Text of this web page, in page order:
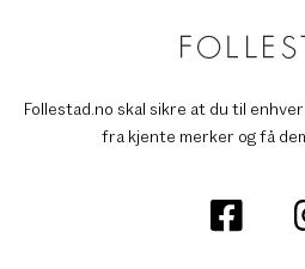
Follestad.no skal sikre at du til
fra kjente merker og få